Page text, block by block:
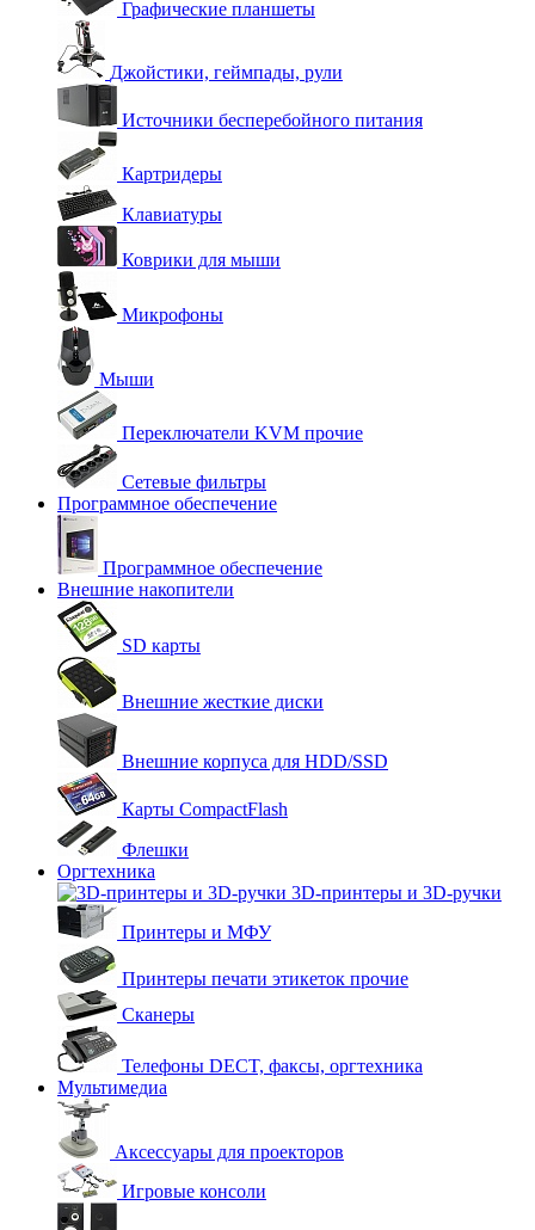
Графические планшеты
Джойстики, геймпады, рули
Источники бесперебойного питания
Картридеры
Клавиатуры
Коврики для мыши
Микрофоны
Мыши
Переключатели KVM прочие
Сетевые фильтры
Программное обеспечение
Программное обеспечение
Внешние накопители
SD карты
Внешние жесткие диски
Внешние корпуса для HDD/SSD
Карты CompactFlash
Флешки
Оргтехника
3D-принтеры и 3D-ручки
Принтеры и МФУ
Принтеры печати этикеток прочие
Сканеры
Телефоны DECT, факсы, оргтехника
Мультимедиа
Аксессуары для проекторов
Игровые консоли